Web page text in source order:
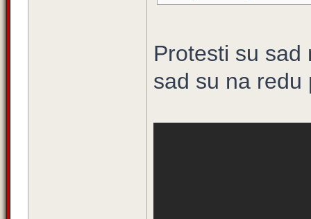
Protesti su sad
sad su na redu